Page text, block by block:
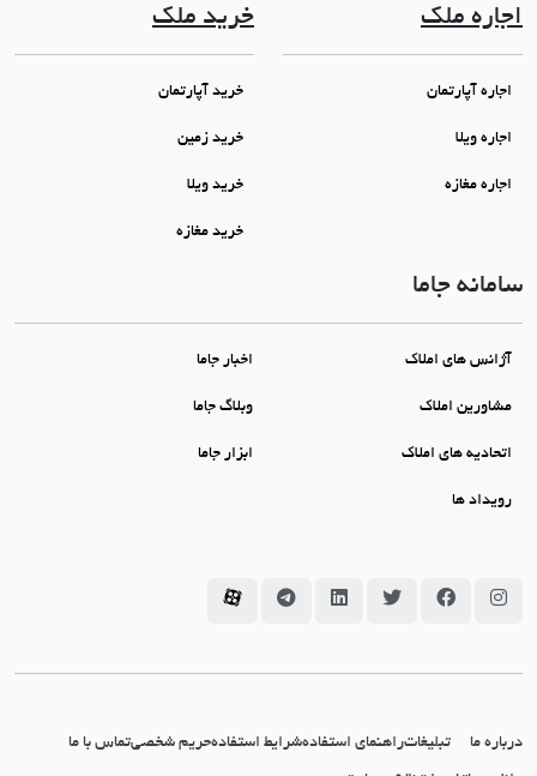
اجاره ملک
اجاره آپارتمان
اجاره ویلا
اجاره مغازه
خرید ملک
خرید آپارتمان
خرید زمین
خرید ویلا
خرید مغازه
سامانه جاما
آژانس های املاک اخبار جاما
مشاورین املاک وبلاگ جاما
اتحادیه های املاک ابزار جاما
رویداد ها
سامانه جاما در اینستاگرام
سامانه جاما در فیسبوک
سامانه جاما در توئیتر
سامانه جاما در لینکداین
سامانه جاما در تلگرام
سامانه جاما در آپارات
درباره ما تبلیغاتراهنمای استفادهشرایط استفادهحریم شخصیتماس با ما